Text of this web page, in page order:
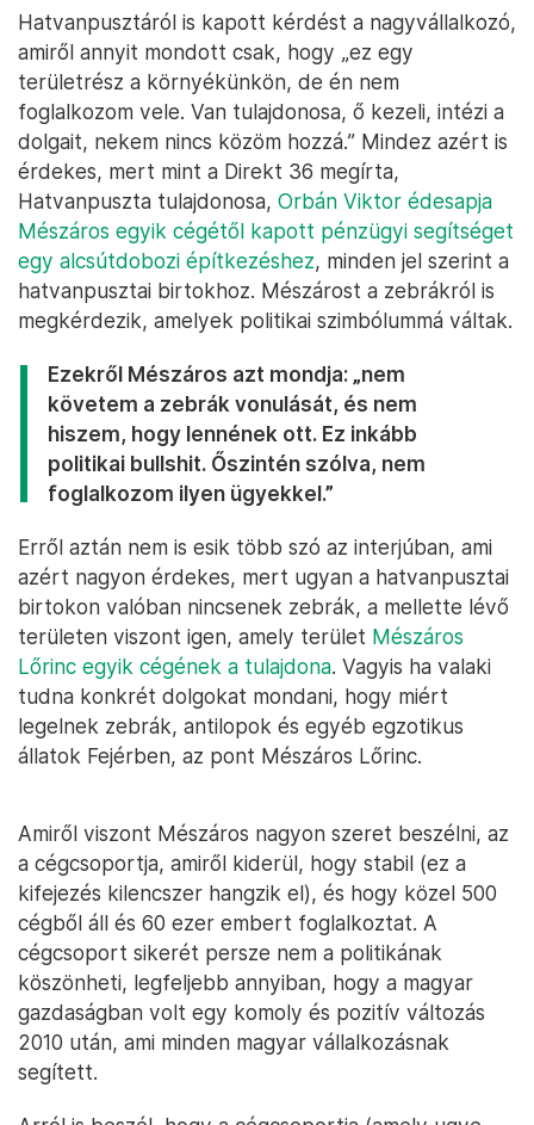
Hatvanpusztáról is kapott kérdést a nagyvállalkozó,
amiről annyit mondott csak, hogy „ez egy
területrész a környékünkön, de én nem
foglalkozom vele. Van tulajdonosa, ő kezeli, intézi a
dolgait, nekem nincs közöm hozzá.” Mindez azért is
érdekes, mert mint a Direkt 36 megírta,
Hatvanpuszta tulajdonosa, Orbán Viktor édesapja
Mészáros egyik cégétől kapott pénzügyi segítséget
egy alcsútdobozi építkezéshez, minden jel szerint a
hatvanpusztai birtokhoz. Mészárost a zebrákról is
megkérdezik, amelyek politikai szimbólummá váltak.
Ezekről Mészáros azt mondja: „nem
követem a zebrák vonulását, és nem
hiszem, hogy lennének ott. Ez inkább
politikai bullshit. Őszintén szólva, nem
foglalkozom ilyen ügyekkel.”
Erről aztán nem is esik több szó az interjúban, ami
azért nagyon érdekes, mert ugyan a hatvanpusztai
birtokon valóban nincsenek zebrák, a mellette lévő
területen viszont igen, amely terület Mészáros
Lőrinc egyik cégének a tulajdona. Vagyis ha valaki
tudna konkrét dolgokat mondani, hogy miért
legelnek zebrák, antilopok és egyéb egzotikus
állatok Fejérben, az pont Mészáros Lőrinc.
Amiről viszont Mészáros nagyon szeret beszélni, az
a cégcsoportja, amiről kiderül, hogy stabil (ez a
kifejezés kilencszer hangzik el), és hogy közel 500
cégből áll és 60 ezer embert foglalkoztat. A
cégcsoport sikerét persze nem a politikának
köszönheti, legfeljebb annyiban, hogy a magyar
gazdaságban volt egy komoly és pozitív változás
2010 után, ami minden magyar vállalkozásnak
segített.